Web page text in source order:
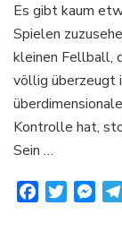
der
Welpe
die
erobert:
Ein
Es gibt kaum
Spielen
kleinen Fellball,
völlig überzeugt
Kontrolle hat,
Sein …
FacebookTwitter